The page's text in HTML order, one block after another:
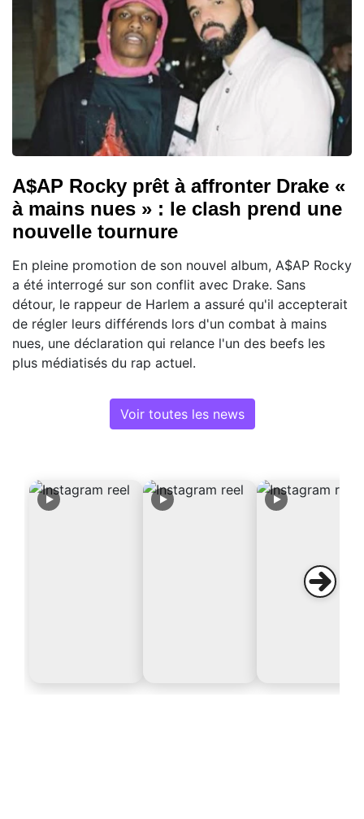
A$AP Rocky prêt à affronter Drake «
à mains nues » : le clash prend une
nouvelle tournure
En pleine promotion de son nouvel album, A$AP Rocky
a été interrogé sur son conflit avec Drake. Sans
détour, le rappeur de Harlem a assuré qu'il accepterait
de régler leurs différends lors d'un combat à mains
nues, une déclaration qui relance l'un des beefs les
plus médiatisés du rap actuel.
Voir toutes les news